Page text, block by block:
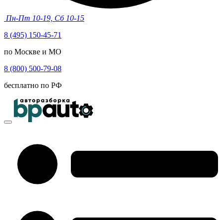
Пн-Пт 10-19, Сб 10-15
8 (495) 150-45-71
по Москве и МО
8 (800) 500-79-08
бесплатно по РФ